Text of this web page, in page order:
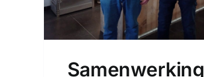
Samenwerking